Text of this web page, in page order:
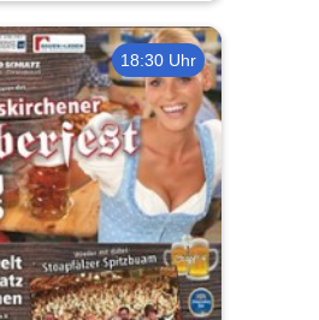
18:30 Uhr